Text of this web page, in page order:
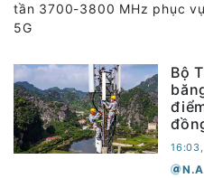
tần 3700-3800 MHz phục
5G
Bộ
N.A